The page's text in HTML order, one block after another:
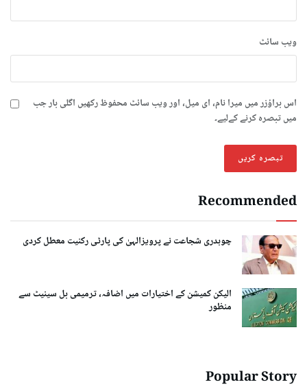
ویب‌ سائٹ
اس براؤزر میں میرا نام، ای میل، اور ویب سائٹ محفوظ رکھیں اگلی بار جب
میں تبصرہ کرنے کےلیے۔
Recommended
چوہدری شجاعت نے پرویزالہیٰ کی پارٹی رکنیت معطل کردی
الیکن کمیشن کے اختیارات میں اضافہ، ترمیمی بل سینیٹ سے
منظور
Popular Story